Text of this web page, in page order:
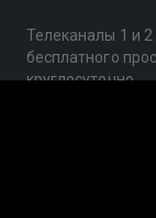
Телеканалы 1 и
бесплатного
круглосуточно.